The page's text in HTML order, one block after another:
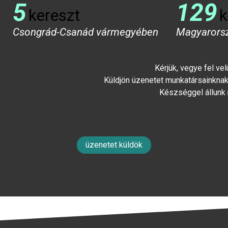
5kereszt
Csongrád-Csanád vármegyében
129
Kérjük, vegye fel
Küldjön üzenetet
Készséggel
üzenetet küldök